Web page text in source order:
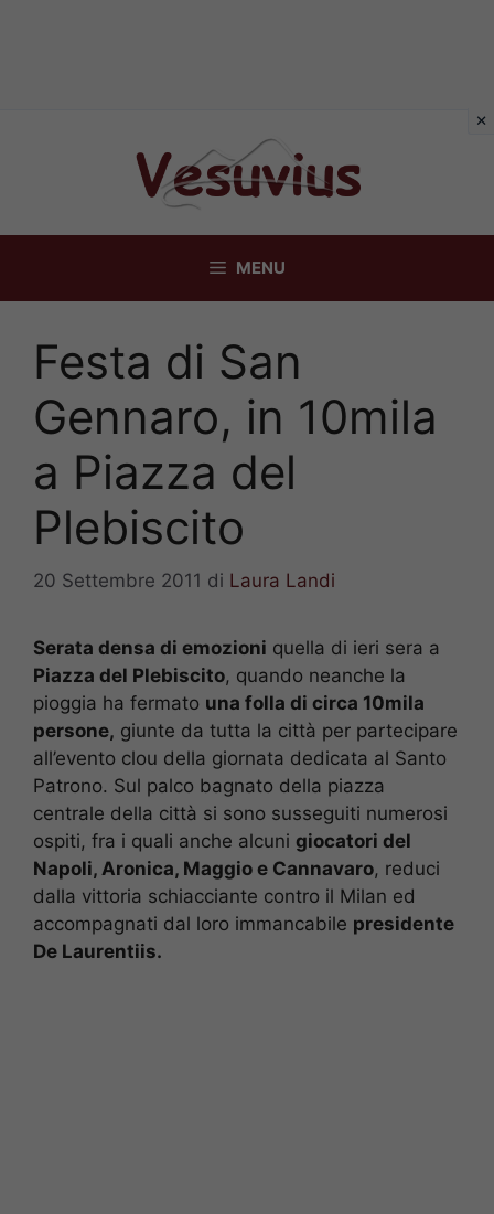
MENU
Festa di San
Gennaro, in 10mila
a Piazza del
Plebiscito
20 Settembre 2011 di Laura Landi
Serata densa di emozioni quella di ieri sera a
Piazza del Plebiscito, quando neanche la
pioggia ha fermato una folla di circa 10mila
persone, giunte da tutta la città per partecipare
all’evento clou della giornata dedicata al Santo
Patrono. Sul palco bagnato della piazza
centrale della città si sono susseguiti numerosi
ospiti, fra i quali anche alcuni giocatori del
Napoli, Aronica, Maggio e Cannavaro, reduci
dalla vittoria schiacciante contro il Milan ed
accompagnati dal loro immancabile presidente
De Laurentiis.